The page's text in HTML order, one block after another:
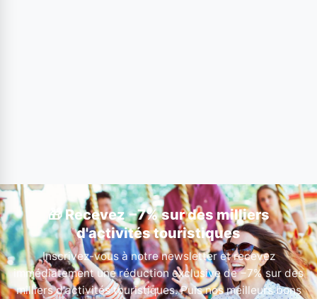
🎁 Recevez −7% sur des milliers
d'activités touristiques
Inscrivez-vous à notre newsletter et recevez
immédiatement une réduction exclusive de −7% sur des
milliers d'activités touristiques. Puis nos meilleurs bons